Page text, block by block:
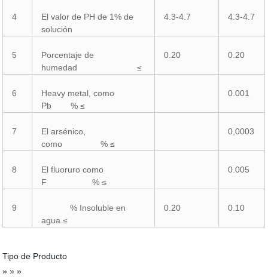
4
El valor de PH de 1% de
solución
4.3-4.7 4.3-4.7
5
Porcentaje de
humedad ≤
0.20 0.20
6
Heavy metal, como
Pb % ≤
0.001
7
El arsénico,
como % ≤
0,0003
8
El fluoruro como
F % ≤
0.005
9
% Insoluble en
agua ≤
0.20 0.10
Tipo de Producto
» » »